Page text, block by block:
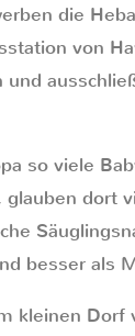
die
von
so viele
glauben dort
besser als
kleinen Dorf